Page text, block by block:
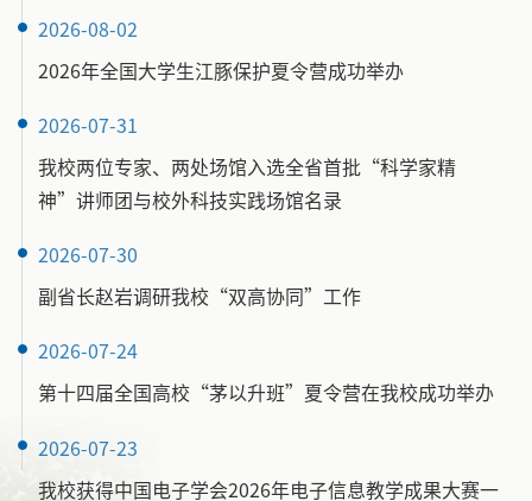
2026-08-02
2026年全国大学生江豚保护夏令营成功举办
2026-07-31
我校两位专家、两处场馆入选全省首批“科学家精
神”讲师团与校外科技实践场馆名录
2026-07-30
副省长赵岩调研我校“双高协同”工作
2026-07-24
第十四届全国高校“茅以升班”夏令营在我校成功举办
2026-07-23
我校获得中国电子学会2026年电子信息教学成果大赛一